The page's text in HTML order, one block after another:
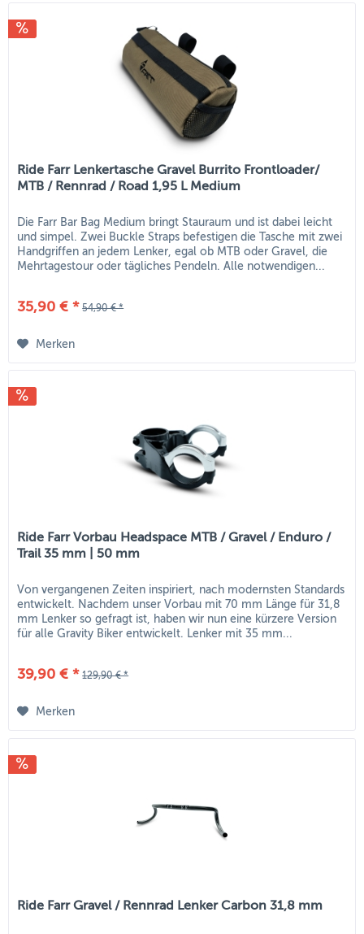
Ride Farr Lenkertasche Gravel Burrito Frontloader/
MTB / Rennrad / Road 1,95 L Medium
Die Farr Bar Bag Medium bringt Stauraum und ist dabei leicht
und simpel. Zwei Buckle Straps befestigen die Tasche mit zwei
Handgriffen an jedem Lenker, egal ob MTB oder Gravel, die
Mehrtagestour oder tägliches Pendeln. Alle notwendigen...
35,90 € * 54,90 € *
Merken
Ride Farr Vorbau Headspace MTB / Gravel / Enduro /
Trail 35 mm | 50 mm
Von vergangenen Zeiten inspiriert, nach modernsten Standards
entwickelt. Nachdem unser Vorbau mit 70 mm Länge für 31,8
mm Lenker so gefragt ist, haben wir nun eine kürzere Version
für alle Gravity Biker entwickelt. Lenker mit 35 mm...
39,90 € * 129,90 € *
Merken
Ride Farr Gravel / Rennrad Lenker Carbon 31,8 mm